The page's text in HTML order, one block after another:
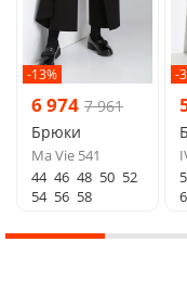
-13%
6 974 7 961
Брюки
Ma Vie 541
44 46 48 50 52
54 56 58
-